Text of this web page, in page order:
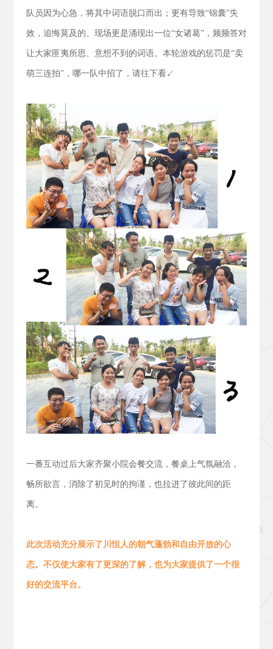
队员因为心急，将其中词语脱口而出；更有导致“锦囊”失
效，追悔莫及的。现场更是涌现出一位“女诸葛”，频频答对
让大家匪夷所思、意想不到的词语。本轮游戏的惩罚是“卖
萌三连拍”，哪一队中招了，请往下看↙
一番互动过后大家齐聚小院会餐交流， 餐桌上气氛融洽，
畅所欲言，消除了初见时的拘谨，也拉进了彼此间的距
离。
此次活动充分展示了川恒人的朝气蓬勃和 自由开放的心
态。 不仅使大家有了更深的了解，也为大家提供了一个很
好的交流平台。